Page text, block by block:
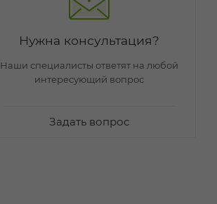
Нужна консультация?
Наши специалисты ответят на любой
интересующий вопрос
Задать вопрос